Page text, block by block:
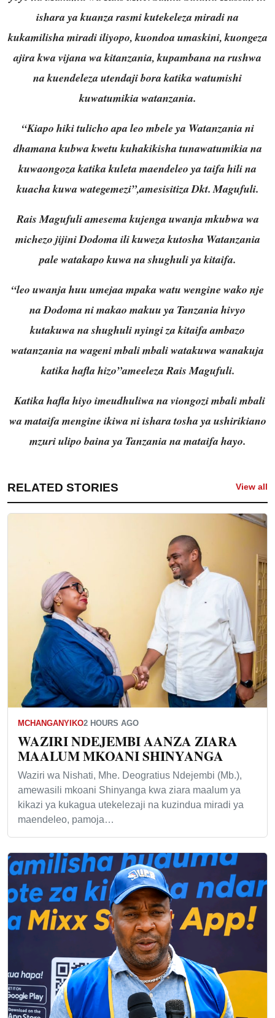
ishara ya kuanza rasmi kutekeleza miradi na
kukamilisha miradi iliyopo, kuondoa umaskini, kuongeza
ajira kwa vijana wa kitanzania, kupambana na rushwa
na kuendeleza utendaji bora katika watumishi
kuwatumikia watanzania.
“Kiapo hiki tulicho apa leo mbele ya Watanzania ni
dhamana kubwa kwetu kuhakikisha tunawatumikia na
kuwaongoza katika kuleta maendeleo ya taifa hili na
kuacha kuwa wategemezi”,amesisitiza Dkt. Magufuli.
Rais Magufuli amesema kujenga uwanja mkubwa wa
michezo jijini Dodoma ili kuweza kutosha Watanzania
pale watakapo kuwa na shughuli ya kitaifa.
“leo uwanja huu umejaa mpaka watu wengine wako nje
na Dodoma ni makao makuu ya Tanzania hivyo
kutakuwa na shughuli nyingi za kitaifa ambazo
watanzania na wageni mbali mbali watakuwa wanakuja
katika hafla hizo”ameeleza Rais Magufuli.
Katika hafla hiyo imeudhuliwa na viongozi mbali mbali
wa mataifa mengine ikiwa ni ishara tosha ya ushirikiano
mzuri ulipo baina ya Tanzania na mataifa hayo.
RELATED STORIES View all
MCHANGANYIKO2 HOURS AGO
WAZIRI NDEJEMBI AANZA ZIARA
MAALUM MKOANI SHINYANGA
Waziri wa Nishati, Mhe. Deogratius Ndejembi (Mb.),
amewasili mkoani Shinyanga kwa ziara maalum ya
kikazi ya kukagua utekelezaji na kuzindua miradi ya
maendeleo, pamoja…